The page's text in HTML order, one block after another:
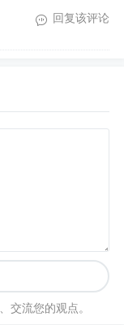
回复该评论
交流您的观点。